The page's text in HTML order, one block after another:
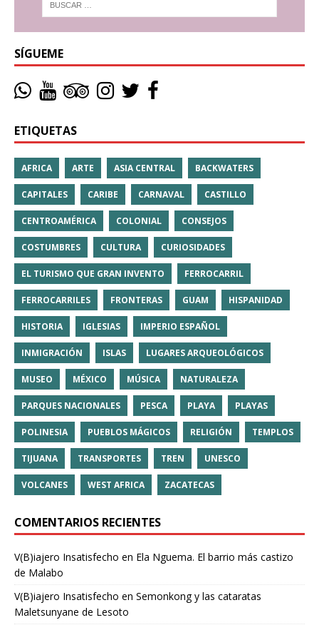
SÍGUEME
ETIQUETAS
AFRICA ARTE ASIA CENTRAL BACKWATERS
CAPITALES CARIBE CARNAVAL CASTILLO
CENTROAMÉRICA COLONIAL CONSEJOS
COSTUMBRES CULTURA CURIOSIDADES
EL TURISMO QUE GRAN INVENTO FERROCARRIL
FERROCARRILES FRONTERAS GUAM HISPANIDAD
HISTORIA IGLESIAS IMPERIO ESPAÑOL
INMIGRACIÓN ISLAS LUGARES ARQUEOLÓGICOS
MUSEO MÉXICO MÚSICA NATURALEZA
PARQUES NACIONALES PESCA PLAYA PLAYAS
POLINESIA PUEBLOS MÁGICOS RELIGIÓN TEMPLOS
TIJUANA TRANSPORTES TREN UNESCO
VOLCANES WEST AFRICA ZACATECAS
COMENTARIOS RECIENTES
V(B)iajero Insatisfecho en Ela Nguema. El barrio más castizo
de Malabo
V(B)iajero Insatisfecho en Semonkong y las cataratas
Maletsunyane de Lesoto